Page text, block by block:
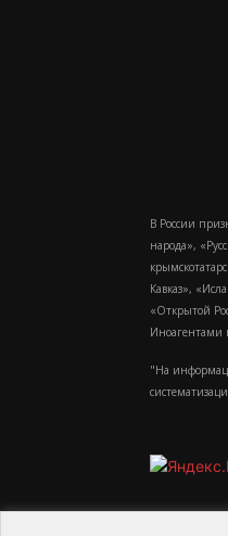
В России
народа»,
Кавказ»,
«Открытой
Иноагентами
"На